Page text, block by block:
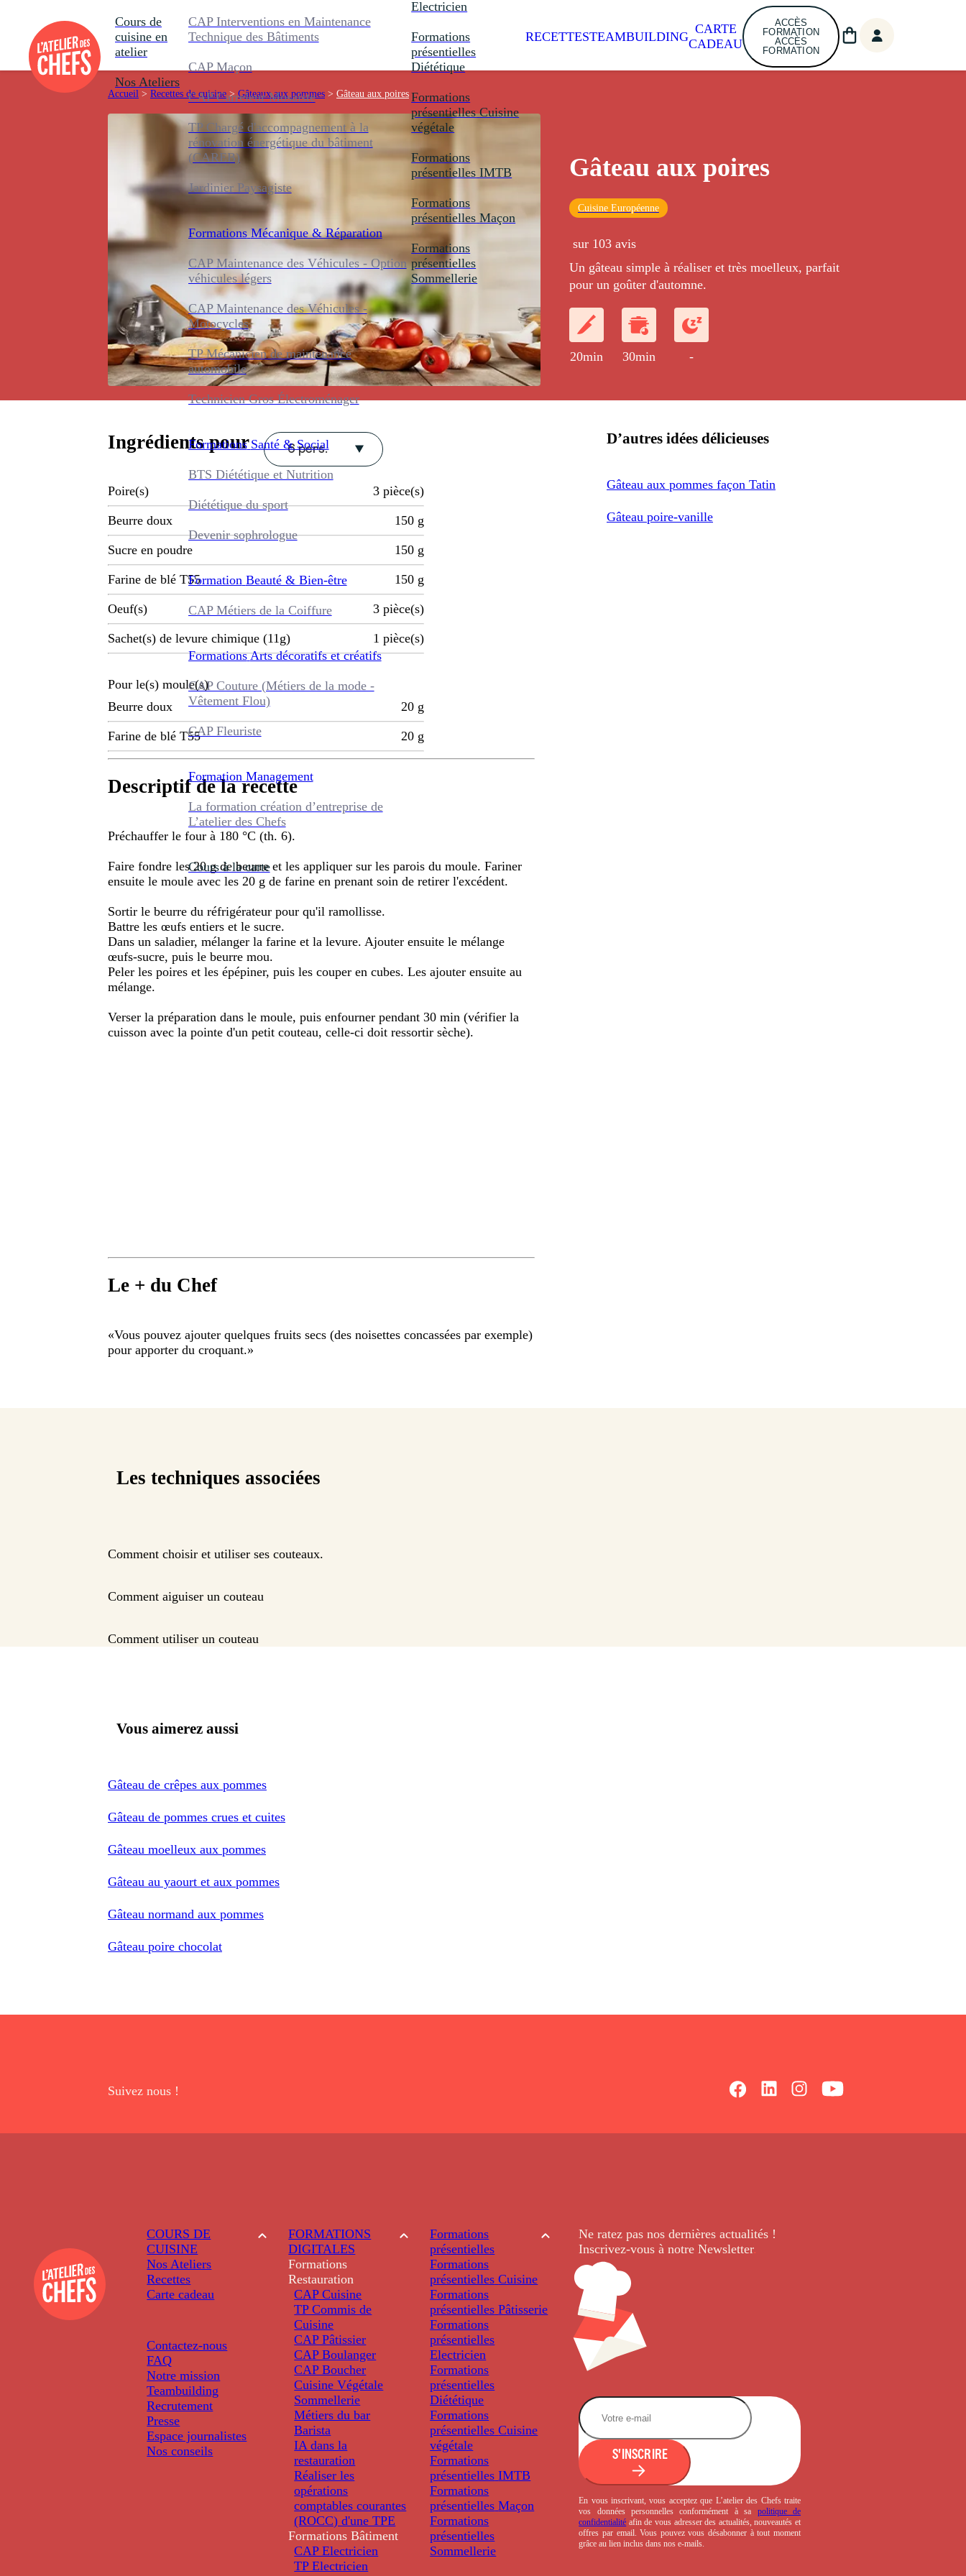
Cours de
cuisine en
atelier
Nos Ateliers
CAP Interventions en Maintenance
Technique des Bâtiments
CAP Maçon
CAP Carreleur Mosaïste
TP Chargé d'accompagnement à la
rénovation énergétique du bâtiment
(CAREB)
Jardinier Paysagiste
Formations Mécanique & Réparation
CAP Maintenance des Véhicules - Option
véhicules légers
CAP Maintenance des Véhicules -
Motocycles
TP Mécanicien de maintenance
automobile
Technicien Gros Électroménager
Formations Santé & Social
BTS Diététique et Nutrition
Diététique du sport
Devenir sophrologue
Formation Beauté & Bien-être
CAP Métiers de la Coiffure
Formations Arts décoratifs et créatifs
CAP Couture (Métiers de la mode -
Vêtement Flou)
CAP Fleuriste
Formation Management
La formation création d’entreprise de
L’atelier des Chefs
Cours à la carte
Electricien
Formations
présentielles
Diététique
Formations
présentielles Cuisine
végétale
Formations
présentielles IMTB
Formations
présentielles Maçon
Formations
présentielles
Sommellerie
RECETTESTEAMBUILDING
CARTE
CADEAU
ACCÈS
FORMATION
ACCÈS
FORMATION
Accueil > Recettes de cuisine > Gâteaux aux pommes > Gâteau aux poires
Gâteau aux poires
Cuisine Européenne
sur 103 avis
Un gâteau simple à réaliser et très moelleux, parfait
pour un goûter d'automne.
20min 30min -
Ingrédients pour 6 pers.
Poire(s) 3 pièce(s)
Beurre doux 150 g
Sucre en poudre 150 g
Farine de blé T55 150 g
Oeuf(s) 3 pièce(s)
Sachet(s) de levure chimique (11g) 1 pièce(s)
Pour le(s) moule(s)
Beurre doux
20 g
Farine de blé T55 20 g
Descriptif de la recette
Préchauffer le four à 180 °C (th. 6).
Faire fondre les 20 g de beurre et les appliquer sur les parois du moule. Fariner
ensuite le moule avec les 20 g de farine en prenant soin de retirer l'excédent.
Sortir le beurre du réfrigérateur pour qu'il ramollisse.
Battre les œufs entiers et le sucre.
Dans un saladier, mélanger la farine et la levure. Ajouter ensuite le mélange
œufs-sucre, puis le beurre mou.
Peler les poires et les épépiner, puis les couper en cubes. Les ajouter ensuite au
mélange.
Verser la préparation dans le moule, puis enfourner pendant 30 min (vérifier la
cuisson avec la pointe d'un petit couteau, celle-ci doit ressortir sèche).
Le + du Chef
«Vous pouvez ajouter quelques fruits secs (des noisettes concassées par exemple)
pour apporter du croquant.»
D’autres idées délicieuses
Gâteau aux pommes façon Tatin
Gâteau poire-vanille
Les techniques associées
Comment choisir et utiliser ses couteaux.
Comment aiguiser un couteau
Comment utiliser un couteau
Vous aimerez aussi
Gâteau de crêpes aux pommes
Gâteau de pommes crues et cuites
Gâteau moelleux aux pommes
Gâteau au yaourt et aux pommes
Gâteau normand aux pommes
Gâteau poire chocolat
Suivez nous !
COURS DE
CUISINE
Nos Ateliers
Recettes
Carte cadeau
Contactez-nous
FAQ
Notre mission
Teambuilding
Recrutement
Presse
Espace journalistes
Nos conseils
FORMATIONS
DIGITALES
Formations
Restauration
CAP Cuisine
TP Commis de
Cuisine
CAP Pâtissier
CAP Boulanger
CAP Boucher
Cuisine Végétale
Sommellerie
Métiers du bar
Barista
IA dans la
restauration
Réaliser les
opérations
comptables courantes
(ROCC) d'une TPE
Formations Bâtiment
CAP Electricien
TP Electricien
Formations
présentielles
Formations
présentielles Cuisine
Formations
présentielles Pâtisserie
Formations
présentielles
Electricien
Formations
présentielles
Diététique
Formations
présentielles Cuisine
végétale
Formations
présentielles IMTB
Formations
présentielles Maçon
Formations
présentielles
Sommellerie
Ne ratez pas nos dernièresactualités !
Inscrivez-vous à notre Newsletter.
S'INSCRIRE
En vous inscrivant, vous acceptez que L’atelier des Chefs traite
vos données personnelles conformément à sa politique de
confidentialité afin de vous adresser des actualités, nouveautés et
offres par email. Vous pouvez vous désabonner à tout moment
grâce au lien inclus dans nos e-mails.